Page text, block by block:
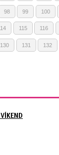
98 99 100
115 116
130 131 132